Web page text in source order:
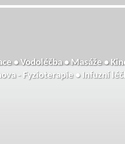
• Vodoléčba • Masáže •
- Fyzioterapie • Infuzní